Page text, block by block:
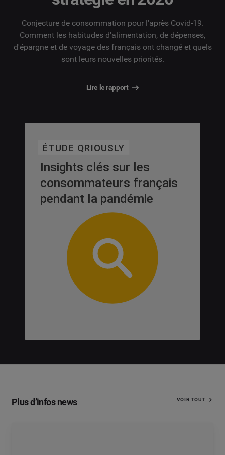
Conjecture de consommation pour l'après Covid-19.
Comment les habitudes d'alimentation, de dépenses,
d'épargne et de voyage des français ont changé et quels
sont leurs nouvelles priorités.
Lire le rapport
Plus d’infos news VOIR TOUT